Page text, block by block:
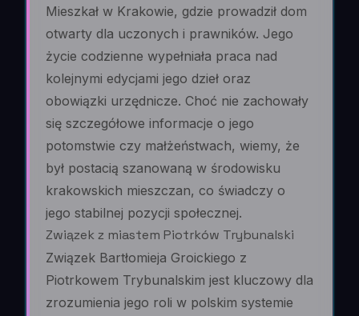
Mieszkał w Krakowie, gdzie prowadził dom
otwarty dla uczonych i prawników. Jego
życie codzienne wypełniała praca nad
kolejnymi edycjami jego dzieł oraz
obowiązki urzędnicze. Choć nie zachowały
się szczegółowe informacje o jego
potomstwie czy małżeństwach, wiemy, że
był postacią szanowaną w środowisku
krakowskich mieszczan, co świadczy o
jego stabilnej pozycji społecznej.
Związek z miastem Piotrków Trybunalski
Związek Bartłomieja Groickiego z
Piotrkowem Trybunalskim jest kluczowy dla
zrozumienia jego roli w polskim systemie